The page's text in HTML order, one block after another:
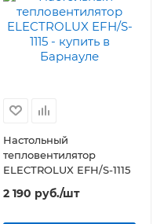
Настольный
тепловентилятор
ELECTROLUX EFH/S-1115
2 190 руб./шт